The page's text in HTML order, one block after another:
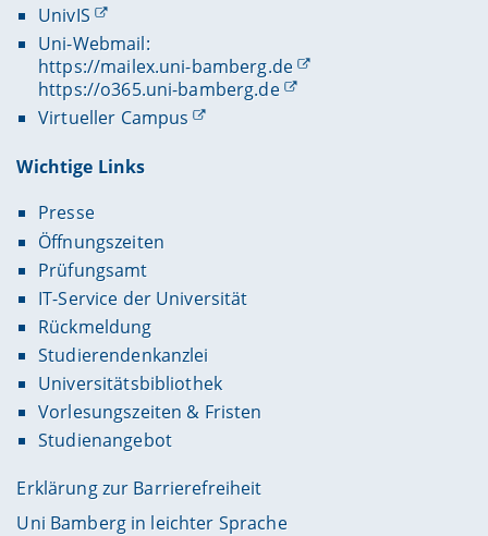
UnivIS
Uni-Webmail:
https://mailex.uni-bamberg.de
https://o365.uni-bamberg.de
Virtueller Campus
Wichtige Links
Presse
Öffnungszeiten
Prüfungsamt
IT-Service der Universität
Rückmeldung
Studierendenkanzlei
Universitätsbibliothek
Vorlesungszeiten & Fristen
Studienangebot
Erklärung zur Barrierefreiheit
Uni Bamberg in leichter Sprache